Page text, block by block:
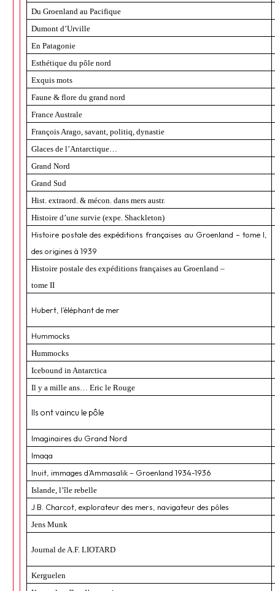
Du Groenland au Pacifique
Dumont d’Urville
En Patagonie
Esthétique du pôle nord
Exquis mots
Faune & flore du grand nord
France Australe
François Arago, savant, politiq, dynastie
Glaces de l’Antarctique…
Grand Nord
Grand Sud
Hist. extraord. & mécon. dans mers austr.
Histoire d’une survie (expe. Shackleton)
Histoire postale des expéditions françaises au Groenland – tome I,
des origines à 1939
Histoire postale des expéditions françaises au Groenland –
tome II
Hubert, l’éléphant de mer
Hummocks
Hummocks
Icebound in Antarctica
Il y a mille ans… Eric le Rouge
Ils ont vaincu le pôle
Imaginaires du Grand Nord
Imaqa
Inuit, immages d’Ammasalik – Groenland 1934-1936
Islande, l’île rebelle
J.B. Charcot, explorateur des mers, navigateur des pôles
Jens Munk
Journal de A.F. LIOTARD
Kerguelen